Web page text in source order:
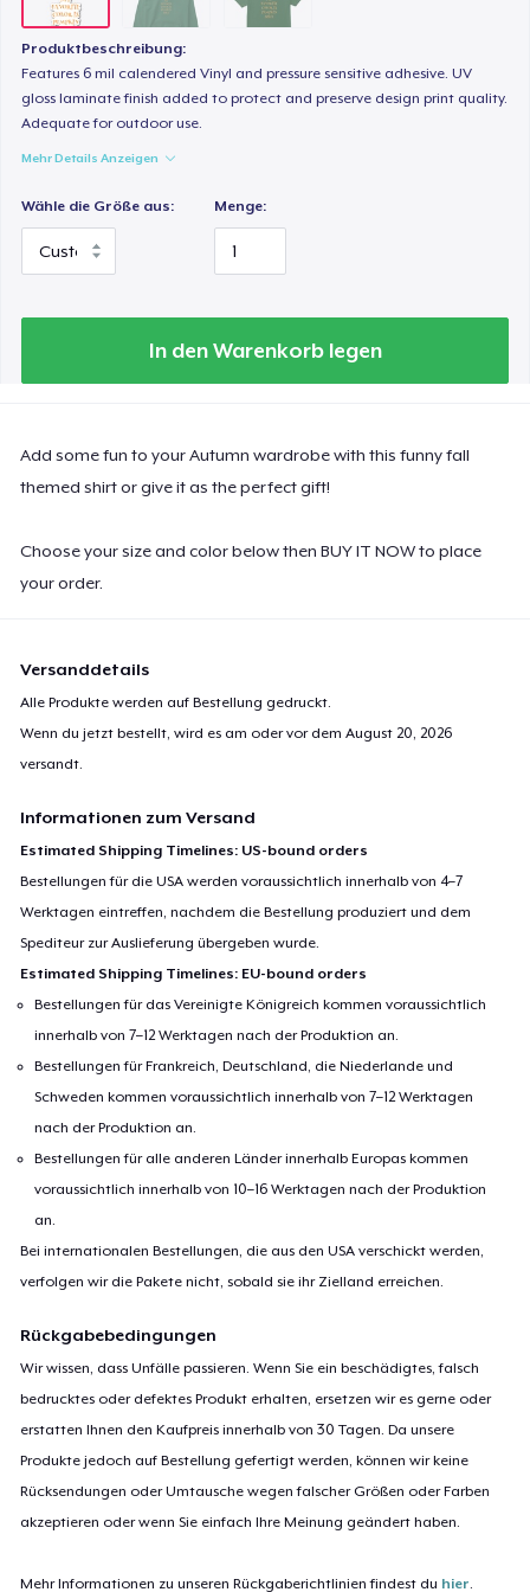
Produktbeschreibung:
Features 6 mil calendered Vinyl and pressure sensitive adhesive. UV
gloss laminate finish added to protect and preserve design print quality.
Adequate for outdoor use.
Mehr Details Anzeigen
Wähle die Größe aus: Menge:
In den Warenkorb legen
Add some fun to your Autumn wardrobe with this funny fall
themed shirt or give it as the perfect gift!
Choose your size and color below then BUY IT NOW to place
your order.
Versanddetails
Alle Produkte werden auf Bestellung gedruckt.
Wenn du jetzt bestellt, wird es am oder vor demAugust 20, 2026
versandt.
Informationen zum Versand
Estimated Shipping Timelines: US-bound orders
Bestellungen für die USA werden voraussichtlich innerhalb von 4–7
Werktagen eintreffen, nachdem die Bestellung produziert und dem
Spediteur zur Auslieferung übergeben wurde.
Estimated Shipping Timelines: EU-bound orders
Bestellungen für das Vereinigte Königreich kommen voraussichtlich
innerhalb von 7–12 Werktagen nach der Produktion an.
Bestellungen für Frankreich, Deutschland, die Niederlande und
Schweden kommen voraussichtlich innerhalb von 7–12 Werktagen
nach der Produktion an.
Bestellungen für alle anderen Länder innerhalb Europas kommen
voraussichtlich innerhalb von 10–16 Werktagen nach der Produktion
an.
Bei internationalen Bestellungen, die aus den USA verschickt werden,
verfolgen wir die Pakete nicht, sobald sie ihr Zielland erreichen.
Rückgabebedingungen
Wir wissen, dass Unfälle passieren. Wenn Sie ein beschädigtes, falsch
bedrucktes oder defektes Produkt erhalten, ersetzen wir es gerne oder
erstatten Ihnen den Kaufpreis innerhalb von 30 Tagen. Da unsere
Produkte jedoch auf Bestellung gefertigt werden, können wir keine
Rücksendungen oder Umtausche wegen falscher Größen oder Farben
akzeptieren oder wenn Sie einfach Ihre Meinung geändert haben.
Mehr Informationen zu unseren Rückgaberichtlinien findest du hier.